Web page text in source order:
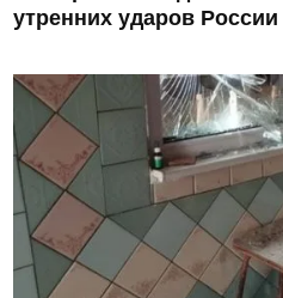
утренних ударов России